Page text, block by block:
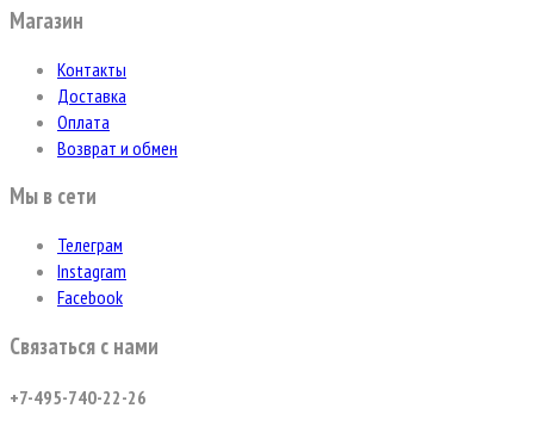
Магазин
Контакты
Доставка
Оплата
Возврат и обмен
Мы в сети
Телеграм
Instagram
Facebook
Связаться с нами
+7-495-740-22-26